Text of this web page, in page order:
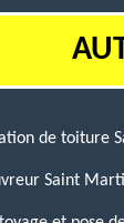
de toiture
Saint